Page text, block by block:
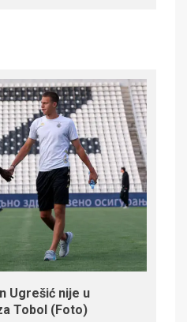
Ugrešić nije u
Tobol (Foto)